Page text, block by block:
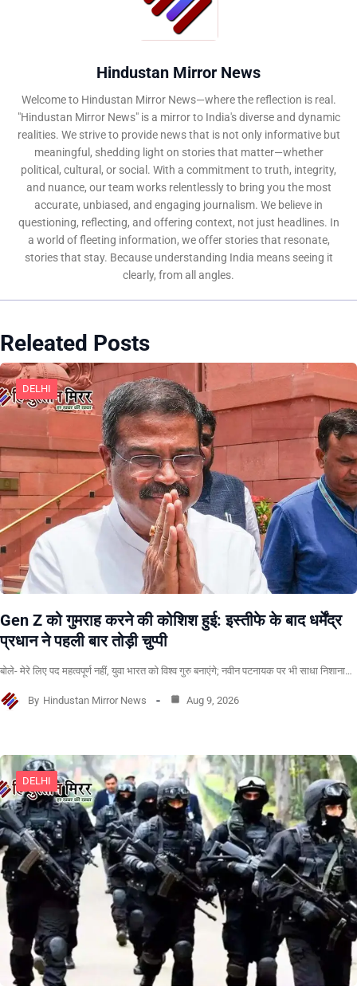
Hindustan Mirror News
Welcome to Hindustan Mirror News—where the reflection is real.
"Hindustan Mirror News" is a mirror to India's diverse and dynamic
realities. We strive to provide news that is not only informative but
meaningful, shedding light on stories that matter—whether
political, cultural, or social. With a commitment to truth, integrity,
and nuance, our team works relentlessly to bring you the most
accurate, unbiased, and engaging journalism. We believe in
questioning, reflecting, and offering context, not just headlines. In
a world of fleeting information, we offer stories that resonate,
stories that stay. Because understanding India means seeing it
clearly, from all angles.
Releated Posts
DELHI
Gen Z को गुमराह करने की कोशिश हुई: इस्तीफे के बाद धर्मेंद्र
प्रधान ने पहली बार तोड़ी चुप्पी
बोले- मेरे लिए पद महत्वपूर्ण नहीं, युवा भारत को विश्व गुरु बनाएंगे; नवीन पटनायक पर भी साधा निशाना…
By Hindustan Mirror News Aug 9, 2026
DELHI